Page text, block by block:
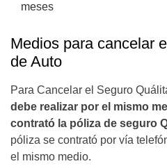
meses
Medios para cancelar
de Auto
Para Cancelar el Seguro
debe realizar por el mismo
contrató la póliza de seguro
póliza se contrató por vía
el mismo medio.